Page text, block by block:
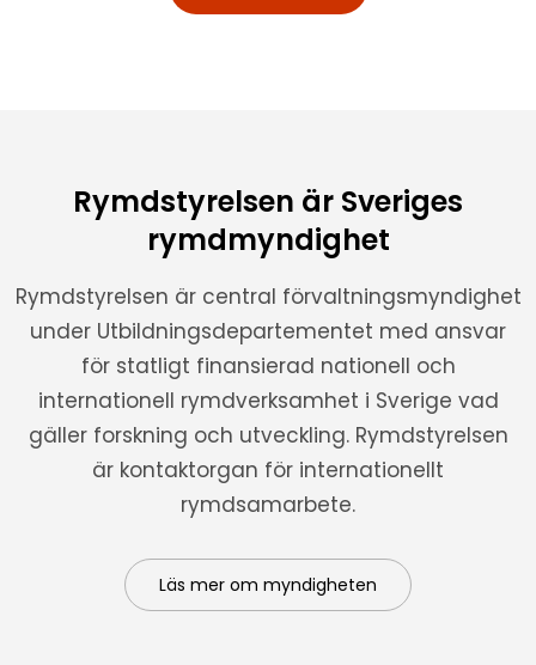
Rymdstyrelsen är Sveriges
rymdmyndighet
Rymdstyrelsen är central förvaltningsmyndighet
under Utbildningsdepartementet med ansvar
för statligt finansierad nationell och
internationell rymdverksamhet i Sverige vad
gäller forskning och utveckling. Rymdstyrelsen
är kontaktorgan för internationellt
rymdsamarbete.
Läs mer om myndigheten